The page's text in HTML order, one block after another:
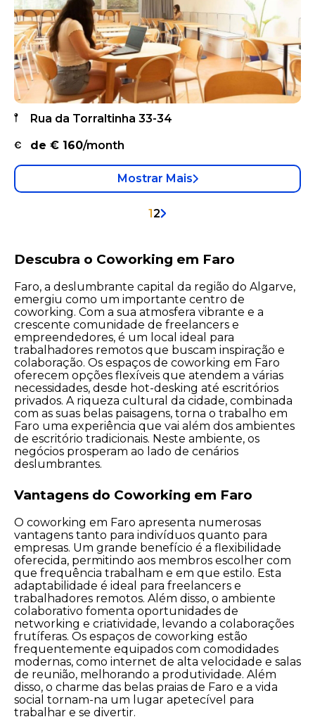
Rua da Torraltinha 33-34
de € 160/month
Mostrar Mais
12
Descubra o Coworking em Faro
Faro, a deslumbrante capital da região do Algarve,
emergiu como um importante centro de
coworking. Com a sua atmosfera vibrante e a
crescente comunidade de freelancers e
empreendedores, é um local ideal para
trabalhadores remotos que buscam inspiração e
colaboração. Os espaços de coworking em Faro
oferecem opções flexíveis que atendem a várias
necessidades, desde hot-desking até escritórios
privados. A riqueza cultural da cidade, combinada
com as suas belas paisagens, torna o trabalho em
Faro uma experiência que vai além dos ambientes
de escritório tradicionais. Neste ambiente, os
negócios prosperam ao lado de cenários
deslumbrantes.
Vantagens do Coworking em Faro
O coworking em Faro apresenta numerosas
vantagens tanto para indivíduos quanto para
empresas. Um grande benefício é a flexibilidade
oferecida, permitindo aos membros escolher com
que frequência trabalham e em que estilo. Esta
adaptabilidade é ideal para freelancers e
trabalhadores remotos. Além disso, o ambiente
colaborativo fomenta oportunidades de
networking e criatividade, levando a colaborações
frutíferas. Os espaços de coworking estão
frequentemente equipados com comodidades
modernas, como internet de alta velocidade e salas
de reunião, melhorando a produtividade. Além
disso, o charme das belas praias de Faro e a vida
social tornam-na um lugar apetecível para
trabalhar e se divertir.